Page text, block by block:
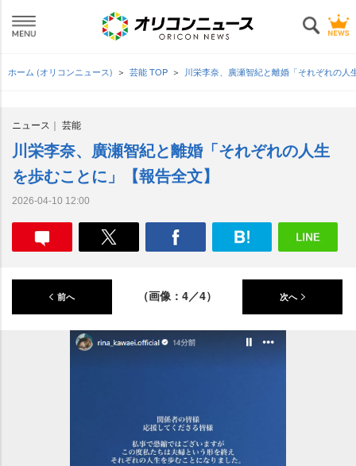
ホーム (オリコンニュース) 芸能 TOP 川栄李奈、廣瀬智紀と離婚「それぞれの
ニュース 芸能
川栄李奈、廣瀬智紀と離婚「それぞれの人生
を歩むことに」【報告全文】
2026-04-10 12:00
前へ （画像：4／4） 次へ